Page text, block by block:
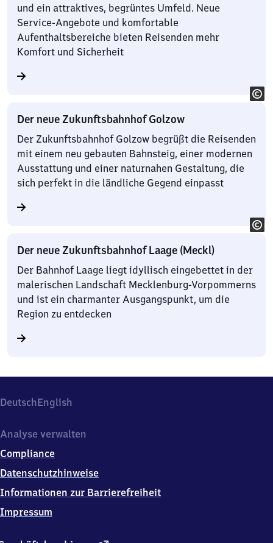
und ein attraktives, begrüntes Umfeld. Neue
Service-Angebote und komfortable
Aufenthaltsbereiche bieten Reisenden mehr
Komfort und Sicherheit
Der neue Zukunftsbahnhof Golzow
Der Zukunftsbahnhof Golzow begrüßt die Reisenden
mit einem neu gebauten Bahnsteig, einer modernen
Ausstattung und einer naturnahen Gestaltung, die
sich perfekt in die ländliche Gegend einpasst
Der neue Zukunftsbahnhof Laage (Meckl)
Der Bahnhof Laage liegt idyllisch eingebettet in der
malerischen Landschaft Mecklenburg-Vorpommerns
und ist ein charmanter Ausgangspunkt, um die
Region zu entdecken
DeutschEnglish
Analyse verwalten
Compliance
Datenschutzhinweise
Informationen zur Barrierefreiheit
Impressum